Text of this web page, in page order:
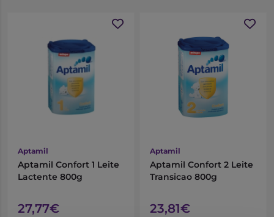
Aptamil
Aptamil Confort 1 Leite
Lactente 800g
27,77€
Aptamil
Aptamil Confort 2 Leite
Transicao 800g
23,81€